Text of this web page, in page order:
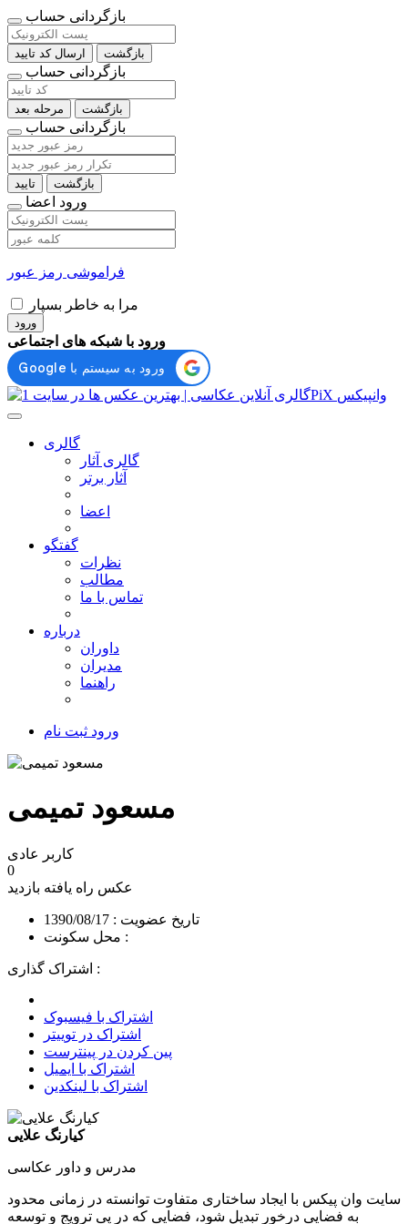
بازگردانی حساب
ارسال کد تایید بازگشت
بازگردانی حساب
مرحله بعد بازگشت
بازگردانی حساب
تایید بازگشت
ورود اعضا
فراموشی رمز عبور
مرا به خاطر بسپار
ورود
ورود با شبکه های اجتماعی
گالری
گالری آثار
آثار برتر
اعضا
گفتگو
نظرات
مطالب
تماس با ما
درباره
داوران
مدیران
راهنما
ورود ثبت نام
مسعود تمیمی
کاربر عادی
0
عکس راه یافته بازدید
تاریخ عضویت : 1390/08/17
محل سکونت :
اشتراک گذاری :
اشتراک با فیسبوک
اشتراک در توییتر
پین کردن در پینترست
اشتراک با ایمیل
اشتراک با لینکدین
کیارنگ علایی
مدرس و داور عکاسی
سایت وان پیکس با ایجاد ساختاری متفاوت توانسته در زمانی محدود
به فضایی درخور تبدیل شود، فضایی که در پی ترویج و توسعه